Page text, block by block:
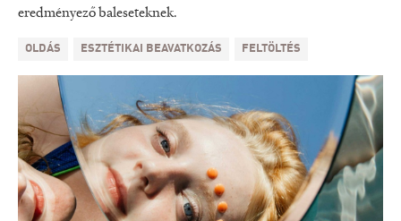
eredményező baleseteknek.
OLDÁS ESZTÉTIKAI BEAVATKOZÁS FELTÖLTÉS